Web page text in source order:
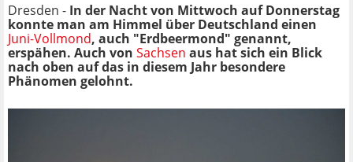
Dresden - In der Nacht von Mittwoch auf Donnerstag
konnte man am Himmel über Deutschland einen
Juni-Vollmond, auch "Erdbeermond" genannt,
erspähen. Auch von Sachsen aus hat sich ein Blick
nach oben auf das in diesem Jahr besondere
Phänomen gelohnt.